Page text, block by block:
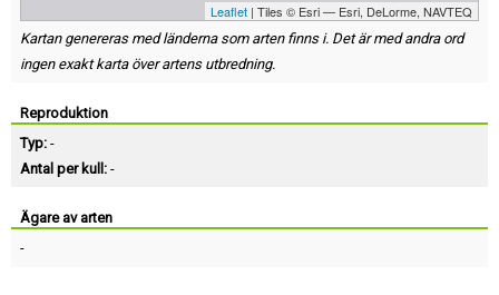
Leaflet | Tiles © Esri — Esri, DeLorme, NAVTEQ
Kartan genereras med länderna som arten finns i. Det är med andra ord
ingen exakt karta över artens utbredning.
Reproduktion
Typ: -
Antal per kull: -
Ägare av arten
-